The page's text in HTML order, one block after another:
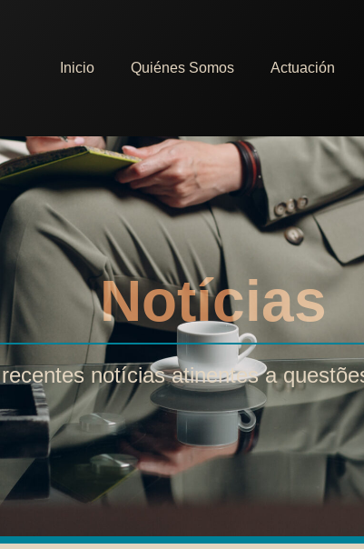
Inicio Quiénes Somos Actuación
Notícias
notícias atinentes a